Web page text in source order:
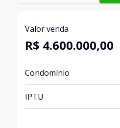
Valor venda
R$ 4.600.000,00
Condomínio
IPTU